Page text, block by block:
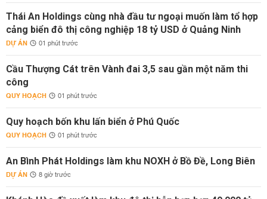
Thái An Holdings cùng nhà đầu tư ngoại muốn làm tổ hợp
cảng biển đô thị công nghiệp 18 tỷ USD ở Quảng Ninh
DỰ ÁN 01 phút trước
Cầu Thượng Cát trên Vành đai 3,5 sau gần một năm thi
công
QUY HOẠCH 01 phút trước
Quy hoạch bốn khu lấn biển ở Phú Quốc
QUY HOẠCH 01 phút trước
An Bình Phát Holdings làm khu NOXH ở Bồ Đề, Long Biên
DỰ ÁN 8 giờ trước